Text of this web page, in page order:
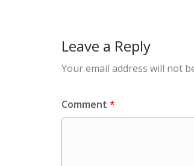
Leave a Reply
Your email address will not
Comment *